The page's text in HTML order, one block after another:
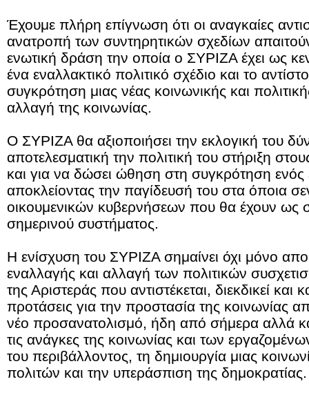
Έχουμε πλήρη επίγνωση ότι οι αναγκαίες
ανατροπή των συντηρητικών σχεδίων
ενωτική δράση την οποία ο ΣΥΡΙΖΑ έχει ως
ένα εναλλακτικό πολιτικό σχέδιο και το
συγκρότηση μιας νέας κοινωνικής και
αλλαγή της κοινωνίας.
Ο ΣΥΡΙΖΑ θα αξιοποιήσει την εκλογική του
αποτελεσματική την πολιτική του στήριξη
και για να δώσει ώθηση στη συγκρότηση ενός
αποκλείοντας την παγίδευσή του στα όποια
οικουμενικών κυβερνήσεων που θα έχουν ως
σημερινού συστήματος.
Η ενίσχυση του ΣΥΡΙΖΑ σημαίνει όχι μόνο
εναλλαγής και αλλαγή των πολιτικών
της Αριστεράς που αντιστέκεται, διεκδικεί και
προτάσεις για την προστασία της κοινωνίας
νέο προσανατολισμό, ήδη από σήμερα αλλά
τις ανάγκες της κοινωνίας και των
του περιβάλλοντος, τη δημιουργία μιας
πολιτών και την υπεράσπιση της δημοκρατίας.